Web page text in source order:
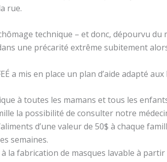
rue.
technique – et donc, dépourvu
une précarité extrême subitement
a mis en place un plan d’aide adapté
à toutes les mamans et tous les
la possibilité de consulter notre
d’une valeur de 50$ à chaque
semaines.
la fabrication de masques lavable à partir